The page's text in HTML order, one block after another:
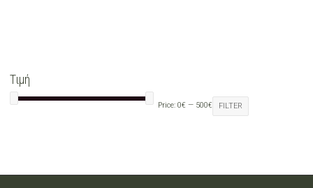
Τιμή
FILTER
Price:0€ — 500€